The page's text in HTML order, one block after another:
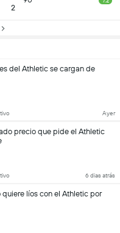
2
del Athletic se cargan de
Ayer
precio que pide el Athletic
6 dias atrás
quiere líos con el Athletic por